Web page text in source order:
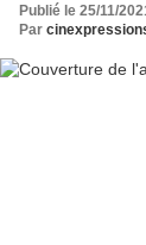
Publié le 25/11/
Par